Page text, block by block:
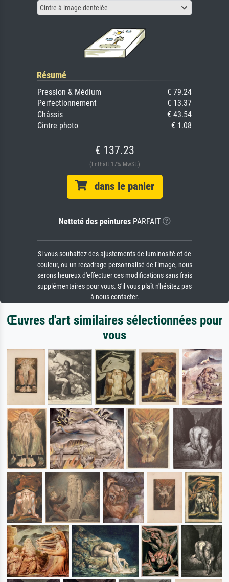
Cintre à image dentelée
Résumé
Pression & Médium
€ 79.24
Perfectionnement
€ 13.37
Châssis
€ 43.54
Cintre photo
€ 1.08
€ 137.23
(Enthält 17% MwSt.)
dans le panier
Netteté des peinturesPARFAIT
Si vous souhaitez des ajustements de luminosité et de
couleur, ou un recadrage personnalisé de l'image, nous
serons heureux d'effectuer ces modifications sans frais
supplémentaires pour vous. S'il vous plaît n'hésitez pas
à nous contacter.
Œuvres d'art similaires sélectionnées pour
vous